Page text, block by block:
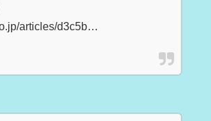
articles/d3c5b…